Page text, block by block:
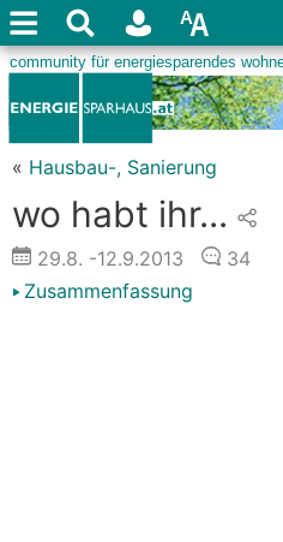
« Hausbau-, Sanierung
wo habt ihr...
29.8. -12.9.2013
34
Zusammenfassung